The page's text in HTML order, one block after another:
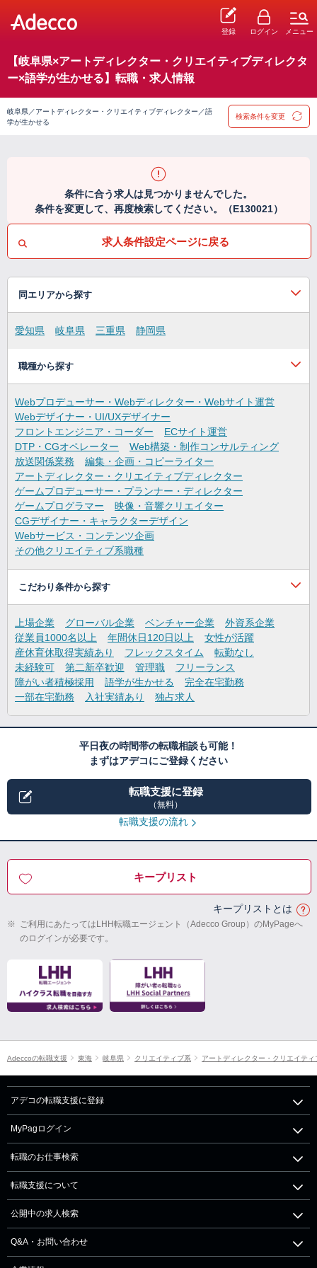
登録 ログイン メニュー
【岐阜県×アートディレクター・クリエイティブディレクタ
ー×語学が生かせる】転職・求人情報
岐阜県／アートディレクター・クリエイティブディレクター／語
学が生かせる
検索条件を変更
条件に合う求人は見つかりませんでした。
条件を変更して、再度検索してください。（E130021）
求人条件設定ページに戻る
同エリアから探す
愛知県 岐阜県 三重県 静岡県
職種から探す
Webプロデューサー・Webディレクター・Webサイト運営
Webデザイナー・UI/UXデザイナー
フロントエンジニア・コーダー
ECサイト運営
DTP・CGオペレーター
Web構築・制作コンサルティング
放送関係業務
編集・企画・コピーライター
アートディレクター・クリエイティブディレクター
ゲームプロデューサー・プランナー・ディレクター
ゲームプログラマー
映像・音響クリエイター
CGデザイナー・キャラクターデザイン
Webサービス・コンテンツ企画
その他クリエイティブ系職種
こだわり条件から探す
上場企業 グローバル企業 ベンチャー企業
外資系企業
従業員1000名以上
年間休日120日以上
女性が活躍
産休育休取得実績あり
フレックスタイム
転勤なし
未経験可
第二新卒歓迎 管理職
フリーランス
障がい者積極採用
語学が生かせる
完全在宅勤務
一部在宅勤務
入社実績あり 独占求人
平日夜の時間帯の転職相談も可能！
まずはアデコにご登録ください
転職支援に登録
（無料）
転職支援の流れ
キープリスト
キープリストとは
※ ご利用にあたってはLHH転職エージェント（Adecco Group）のMyPageへ
のログインが必要です。
Adeccoの転職支援 東海 岐阜県 クリエイティブ系 アートディレクター・クリエイテ
アデコの転職支援に登録
MyPagログイン
転職のお仕事検索
転職支援について
公開中の求人検索
Q&A・お問い合わせ